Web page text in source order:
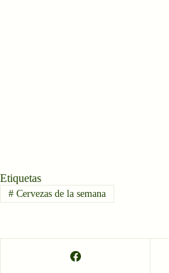
Etiquetas
#Cervezas de la semana